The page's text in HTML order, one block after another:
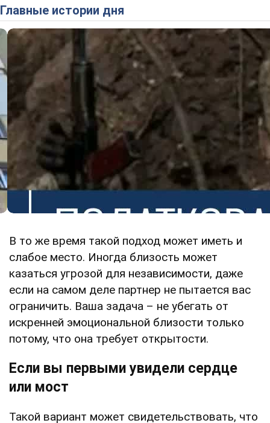
Главные истории дня
В то же время такой подход может иметь и
слабое место. Иногда близость может
казаться угрозой для независимости, даже
если на самом деле партнер не пытается вас
ограничить. Ваша задача – не убегать от
искренней эмоциональной близости только
потому, что она требует открытости.
Если вы первыми увидели сердце
или мост
Такой вариант может свидетельствовать, что